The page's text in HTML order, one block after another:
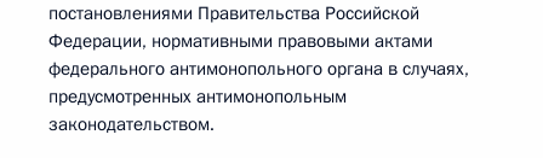
постановлениями Правительства Российской
Федерации, нормативными правовыми актами
федерального антимонопольного органа в случаях,
предусмотренных антимонопольным
законодательством.